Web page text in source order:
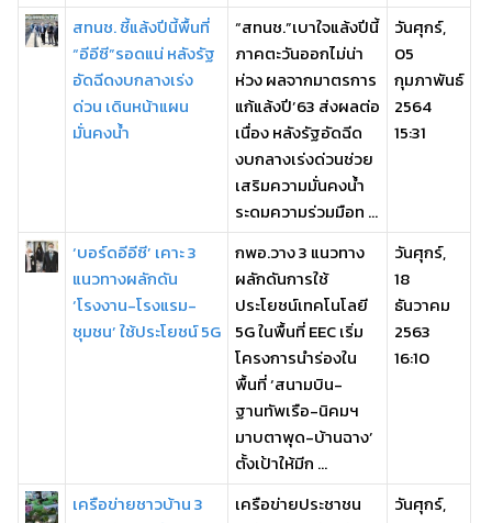
สทนช. ชี้แล้งปีนี้พื้นที่
“อีอีซี”รอดแน่ หลังรัฐ
อัดฉีดงบกลางเร่ง
ด่วน เดินหน้าแผน
มั่นคงน้ำ
“สทนช.”เบาใจแล้งปีนี้
ภาคตะวันออกไม่น่า
ห่วง ผลจากมาตรการ
แก้แล้งปี’63 ส่งผลต่อ
เนื่อง หลังรัฐอัดฉีด
งบกลางเร่งด่วนช่วย
เสริมความมั่นคงน้ำ
ระดมความร่วมมือท ...
วันศุกร์,
05
กุมภาพันธ์
2564
15:31
‘บอร์ดอีอีซี’ เคาะ 3
แนวทางผลักดัน
‘โรงงาน-โรงแรม-
ชุมชน’ ใช้ประโยชน์ 5G
กพอ.วาง 3 แนวทาง
ผลักดันการใช้
ประโยชน์เทคโนโลยี
5G ในพื้นที่ EEC เริ่ม
โครงการนำร่องใน
พื้นที่ ‘สนามบิน-
ฐานทัพเรือ-นิคมฯ
มาบตาพุด-บ้านฉาง’
ตั้งเป้าให้มีก ...
วันศุกร์,
18
ธันวาคม
2563
16:10
เครือข่ายชาวบ้าน 3
เครือข่ายประชาชน
วันศุกร์,